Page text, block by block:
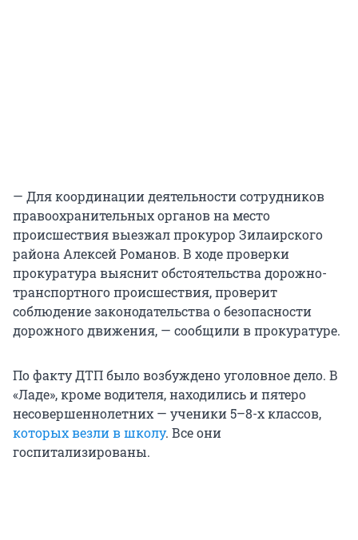
— Для координации деятельности сотрудников
правоохранительных органов на место
происшествия выезжал прокурор Зилаирского
района Алексей Романов. В ходе проверки
прокуратура выяснит обстоятельства дорожно-
транспортного происшествия, проверит
соблюдение законодательства о безопасности
дорожного движения, — сообщили в прокуратуре.
По факту ДТП было возбуждено уголовное дело. В
«Ладе», кроме водителя, находились и пятеро
несовершеннолетних — ученики 5–8-х классов,
которых везли в школу. Все они
госпитализированы.